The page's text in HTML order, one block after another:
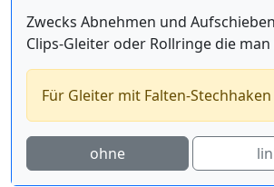
Zwecks Abnehmen und
Clips-Gleiter oder Rollringe die
Für Gleiter mit Falten-
ohne